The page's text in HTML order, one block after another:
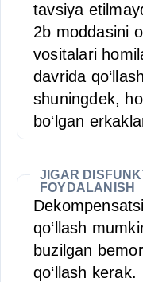
tavsiya
2b moddasini
vositalari
davrida
shuningdek,
bo‘lgan
JIGAR
FOYDALANISH
qo‘llash
buzilgan
qo‘llash kerak.